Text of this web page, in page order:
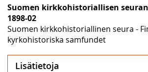
Suomen kirkkohistoriallisen
1898-02
Suomen kirkkohistoriallinen seura -
kyrkohistoriska samfundet
Lisätietoja